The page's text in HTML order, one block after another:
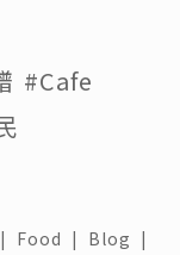
#Cafe
| Food | Blog |